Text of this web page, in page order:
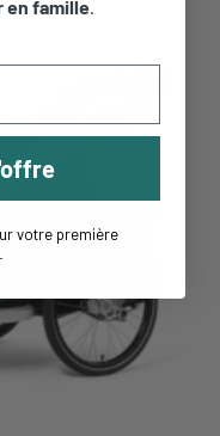
en famille.
votre première
.